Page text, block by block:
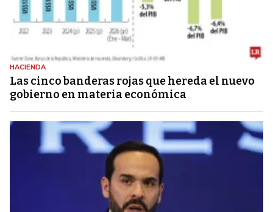
HACIENDA
Las cinco banderas rojas que hereda el nuevo
gobierno en materia económica